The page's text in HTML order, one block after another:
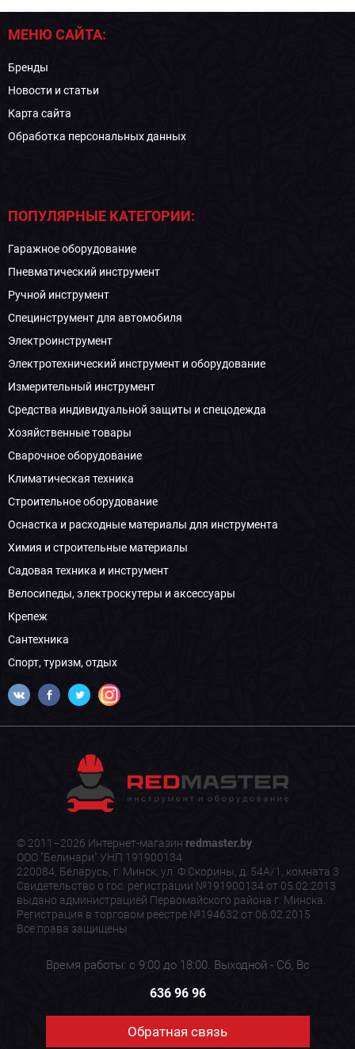
МЕНЮ САЙТА:
Бренды
Новости и статьи
Карта сайта
Обработка персональных данных
ПОПУЛЯРНЫЕ КАТЕГОРИИ:
Гаражное оборудование
Пневматический инструмент
Ручной инструмент
Специнструмент для автомобиля
Электроинструмент
Электротехнический инструмент и оборудование
Измерительный инструмент
Средства индивидуальной защиты и спецодежда
Хозяйственные товары
Сварочное оборудование
Климатическая техника
Строительное оборудование
Оснастка и расходные материалы для инструмента
Химия и строительные материалы
Садовая техника и инструмент
Велосипеды, электроскутеры и аксессуары
Крепеж
Сантехника
Спорт, туризм, отдых
© 2011–2026 Интернет-магазин redmaster.by.
ООО "Белинари" УНП 191900134
220084, Беларусь, г. Минск, ул. Ф.Скорины, д. 54А/1, комната 3
Свидетельство о гос. регистрации №191900134 от 05.02.2013
выдано администрацией Первомайского района г. Минска.
Регистрация в торговом реестре №194632 от 06.02.2015
Все права защищены
Время работы: с 9:00 до 18:00. Выходной - Сб, Вс
636 96 96
Обратная связь